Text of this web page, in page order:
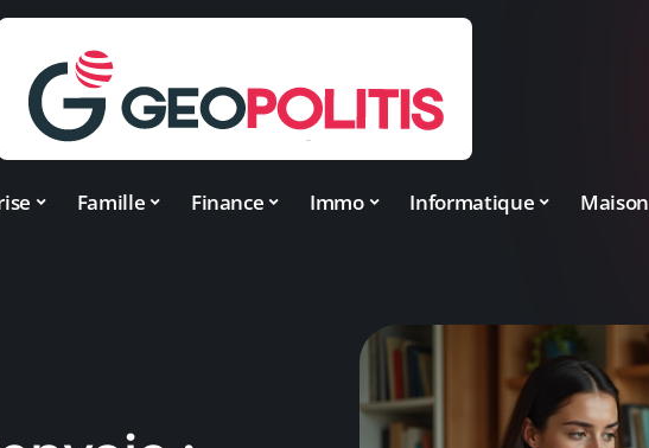
Famille Finance Immo Informatique Maison